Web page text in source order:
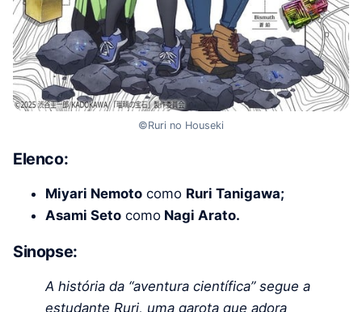
©Ruri no Houseki
Elenco:
Miyari Nemoto como Ruri Tanigawa;
Asami Seto como Nagi Arato.
Sinopse:
A história da “aventura científica” segue a
estudante Ruri, uma garota que adora